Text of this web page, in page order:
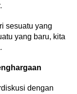
sesuatu yang
yang baru, kita
dengan